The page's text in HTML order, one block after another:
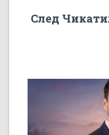
След